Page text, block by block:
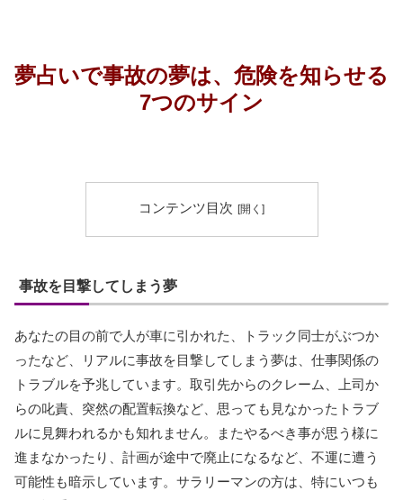
夢占いで事故の夢は、危険を知らせる
7つのサイン
コンテンツ目次
事故を目撃してしまう夢
あなたの目の前で人が車に引かれた、トラック同士がぶつか
ったなど、リアルに事故を目撃してしまう夢は、仕事関係の
トラブルを予兆しています。取引先からのクレーム、上司か
らの叱責、突然の配置転換など、思っても見なかったトラブ
ルに見舞われるかも知れません。またやるべき事が思う様に
進まなかったり、計画が途中で廃止になるなど、不運に遭う
可能性も暗示しています。サラリーマンの方は、特にいつも